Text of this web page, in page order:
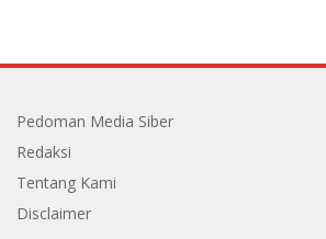
Pedoman Media Siber
Redaksi
Tentang Kami
Disclaimer